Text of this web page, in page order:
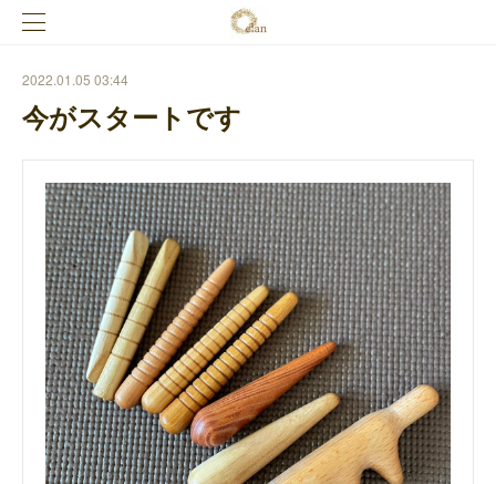
2022.01.05 03:44
今がスタートです